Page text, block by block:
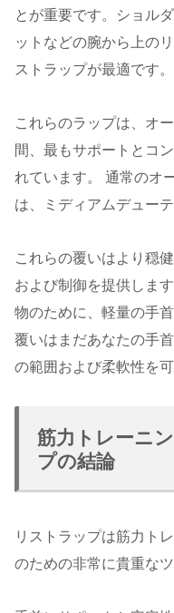
とが重要です。ショル
ットなどの腕から上の
ストラップが最適です。
これらのラップは、オ
間、最もサポートとコ
れています。 通常のオ
は、ミディアムデュー
これらの覆いはより穏
および制御を提供しま
物のために、軽量の手
覆いはまだあなたの手
の範囲および柔軟性を可
筋力トレーニ
プの結論
リストラップは筋力ト
のための非常に貴重なツ